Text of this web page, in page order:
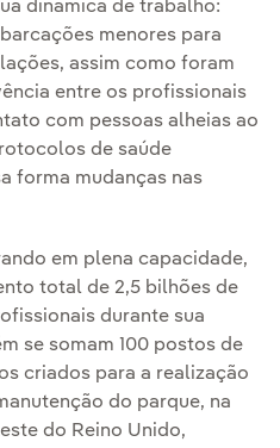
dinâmica de trabalho:
menores para
assim como foram
entre os profissionais
com pessoas alheias ao
de saúde
forma mudanças nas
em plena capacidade,
total de 2,5 bilhões de
durante sua
se somam 100 postos de
criados para a realização
do parque, na
do Reino Unido,